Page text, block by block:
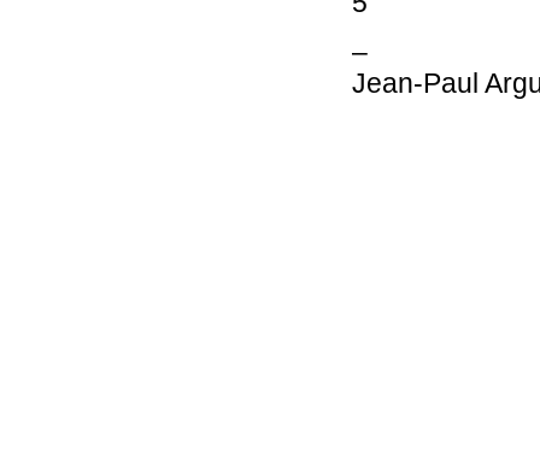
–
Jean-Paul